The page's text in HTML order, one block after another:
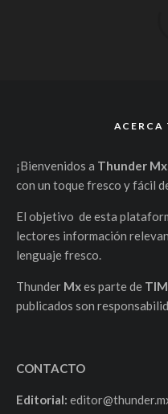
ACERCA
¡Bienvenidos a Thunder
con un toque fresco y fácil
El objetivo de esta
lectores información
lenguaje fresco.
Thunder Mxes parte de
publicados son
CONTACTO
Editorial: